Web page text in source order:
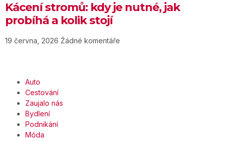
Kácení stromů: kdy je nutné, jak
probíhá a kolik stojí
19 června, 2026 Žádné komentáře
Auto
Cestování
Zaujalo nás
Bydlení
Podnikání
Móda